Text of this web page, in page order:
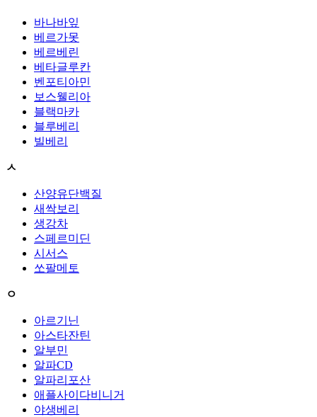
바나바잎
베르가못
베르베린
베타글루칸
벤포티아민
보스웰리아
블랙마카
블루베리
빌베리
ㅅ
산양유단백질
새싹보리
생강차
스페르미딘
시서스
쏘팔메토
ㅇ
아르기닌
아스타잔틴
알부민
알파CD
알파리포산
애플사이다비니거
야생베리